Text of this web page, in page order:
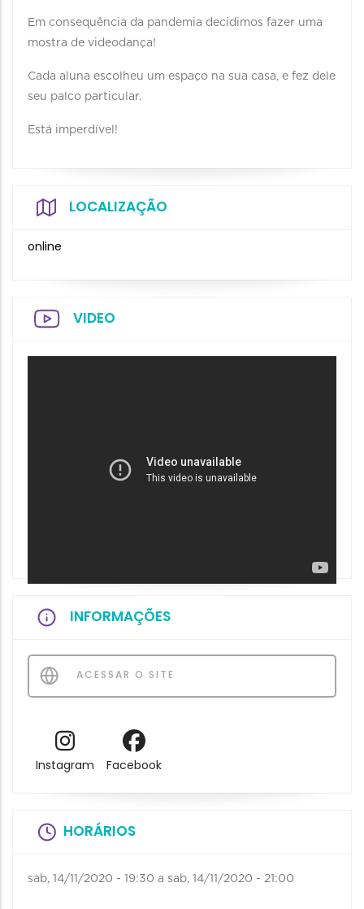
Em consequência da pandemia decidimos fazer uma
mostra de videodança!
Cada aluna escolheu um espaço na sua casa, e fez dele
seu palco particular.
Está imperdível!⠀
LOCALIZAÇÃO
online
VIDEO
INFORMAÇÕES
ACESSAR O SITE
Instagram Facebook
HORÁRIOS
sab, 14/11/2020 - 19:30 a sab, 14/11/2020 - 21:00